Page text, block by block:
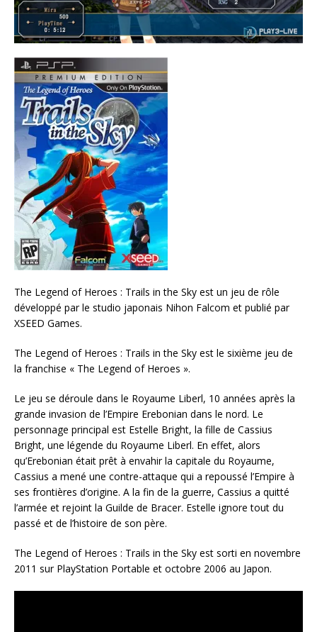
The Legend of Heroes : Trails in the Sky est un jeu de rôle
développé par le studio japonais Nihon Falcom et publié par
XSEED Games.
The Legend of Heroes : Trails in the Sky est le sixième jeu de
la franchise « The Legend of Heroes ».
Le jeu se déroule dans le Royaume Liberl, 10 années après la
grande invasion de l’Empire Erebonian dans le nord. Le
personnage principal est Estelle Bright, la fille de Cassius
Bright, une légende du Royaume Liberl. En effet, alors
qu’Erebonian était prêt à envahir la capitale du Royaume,
Cassius a mené une contre-attaque qui a repoussé l’Empire à
ses frontières d’origine. A la fin de la guerre, Cassius a quitté
l’armée et rejoint la Guilde de Bracer. Estelle ignore tout du
passé et de l’histoire de son père.
The Legend of Heroes : Trails in the Sky est sorti en novembre
2011 sur PlayStation Portable et octobre 2006 au Japon.